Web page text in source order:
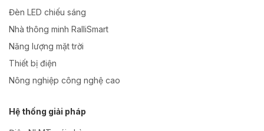
Đèn LED chiếu sáng
Nhà thông minh RalliSmart
Năng lượng mặt trời
Thiết bị điện
Nông nghiệp công nghệ cao
Hệ thống giải pháp